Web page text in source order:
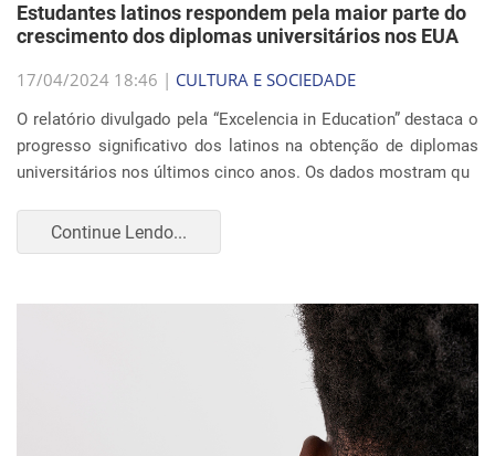
Estudantes latinos respondem pela maior parte do
crescimento dos diplomas universitários nos EUA
17/04/2024 18:46 | CULTURA E SOCIEDADE
O relatório divulgado pela “Excelencia in Education” destaca o
progresso significativo dos latinos na obtenção de diplomas
universitários nos últimos cinco anos. Os dados mostram qu
Continue Lendo...